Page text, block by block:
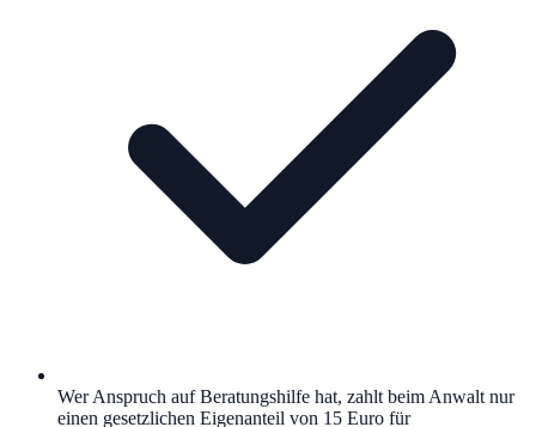
Wer Anspruch auf Beratungshilfe hat, zahlt beim Anwalt nur
einen gesetzlichen Eigenanteil von 15 Euro für